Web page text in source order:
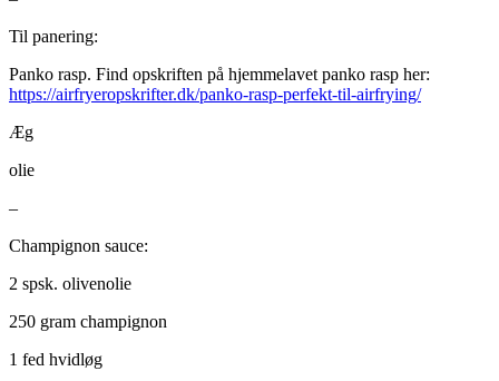
Til panering:
Panko rasp. Find opskriften på hjemmelavet panko rasp her:
https://airfryeropskrifter.dk/panko-rasp-perfekt-til-airfrying/
Æg
olie
–
Champignon sauce:
2 spsk. olivenolie
250 gram champignon
1 fed hvidløg